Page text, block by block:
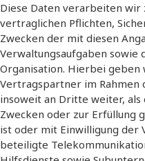
Diese Daten verarbeiten wir
vertraglichen Pflichten,
Zwecken der mit diesen
Verwaltungsaufgaben sowie
Organisation. Hierbei geben
Vertragspartner im Rahmen
insoweit an Dritte weiter, als
Zwecken oder zur Erfüllung
ist oder mit Einwilligung der
beteiligte